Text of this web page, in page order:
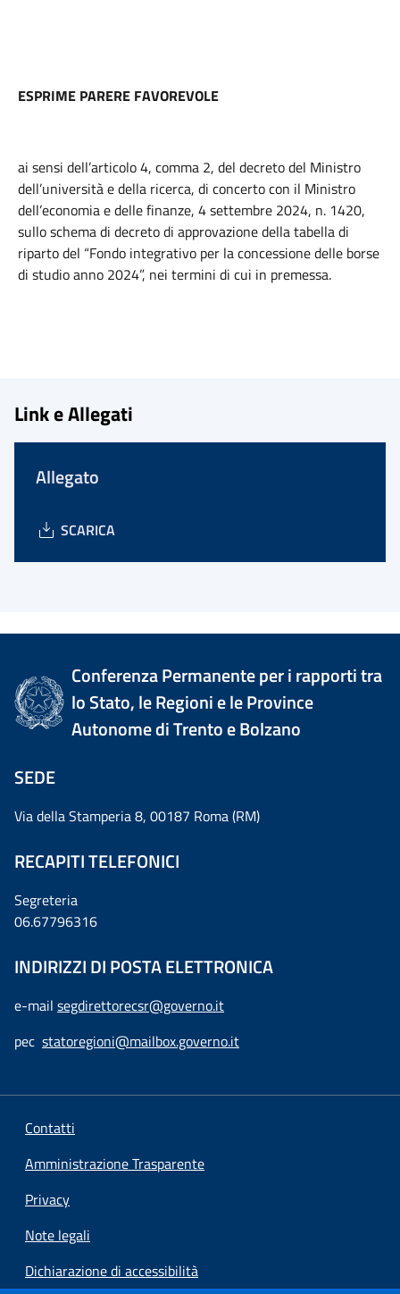
ESPRIME PARERE FAVOREVOLE
ai sensi dell’articolo 4, comma 2, del decreto del Ministro
dell’università e della ricerca, di concerto con il Ministro
dell’economia e delle finanze, 4 settembre 2024, n. 1420,
sullo schema di decreto di approvazione della tabella di
riparto del “Fondo integrativo per la concessione delle borse
di studio anno 2024”, nei termini di cui in premessa.
Link e Allegati
Allegato
SCARICA
Conferenza Permanente per i rapporti tra
lo Stato, le Regioni e le Province
Autonome di Trento e Bolzano
SEDE
Via della Stamperia 8, 00187 Roma (RM)
RECAPITI TELEFONICI
Segreteria
06.67796316
INDIRIZZI DI POSTA ELETTRONICA
e-mail segdirettorecsr@governo.it
pec statoregioni@mailbox.governo.it
Contatti
Amministrazione Trasparente
Privacy
Note legali
Dichiarazione di accessibilità